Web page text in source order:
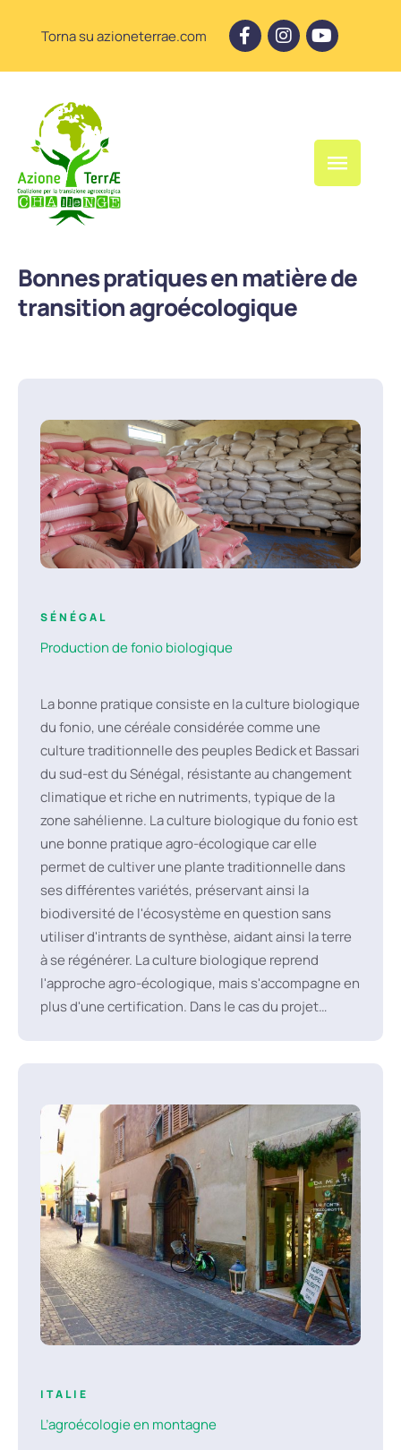
Torna su azioneterrae.com
Bonnes pratiques en matière de
transition agroécologique
SÉNÉGAL
Production de fonio biologique
La bonne pratique consiste en la culture biologique
du fonio, une céréale considérée comme une
culture traditionnelle des peuples Bedick et Bassari
du sud-est du Sénégal, résistante au changement
climatique et riche en nutriments, typique de la
zone sahélienne. La culture biologique du fonio est
une bonne pratique agro-écologique car elle
permet de cultiver une plante traditionnelle dans
ses différentes variétés, préservant ainsi la
biodiversité de l'écosystème en question sans
utiliser d'intrants de synthèse, aidant ainsi la terre
à se régénérer. La culture biologique reprend
l'approche agro-écologique, mais s'accompagne en
plus d'une certification. Dans le cas du projet
conservées par les paysans eux-mêmes.
ITALIE
L’agroécologie en montagne